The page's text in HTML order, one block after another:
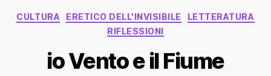
Categorie
CULTURA ERETICO DELL'INVISIBILE
LETTERATURA
RIFLESSIONI
io Vento e il Fiume